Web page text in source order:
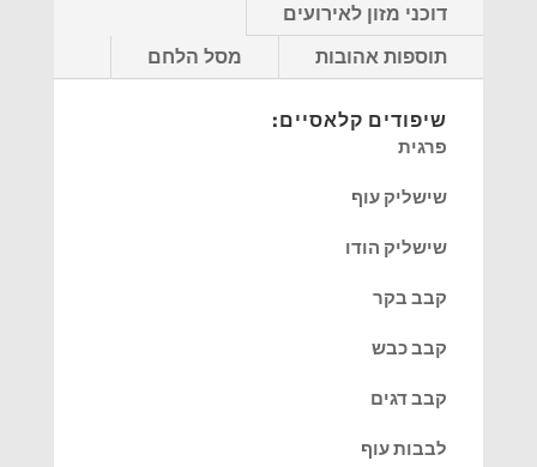
דוכני מזון לאירועים
תוספות אהובות
מסל הלחם
שיפודים קלאסיים:
פרגית
שישליק עוף
שישליק הודו
קבב בקר
קבב כבש
קבב דגים
לבבות עוף